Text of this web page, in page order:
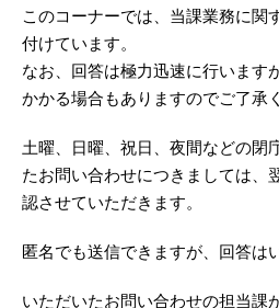
このコーナーでは、当課業務に関
付けています。
なお、回答は極力迅速に行います
かかる場合もありますのでご了承
土曜、日曜、祝日、夜間などの閉
たお問い合わせにつきましては、
認させていただきます。
匿名でも送信できますが、回答は
いただいたお問い合わせの担当課